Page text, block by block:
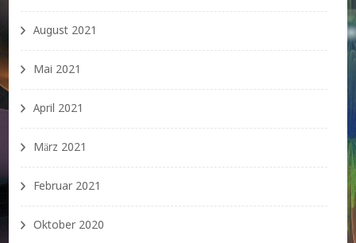
August 2021
Mai 2021
April 2021
März 2021
Februar 2021
Oktober 2020